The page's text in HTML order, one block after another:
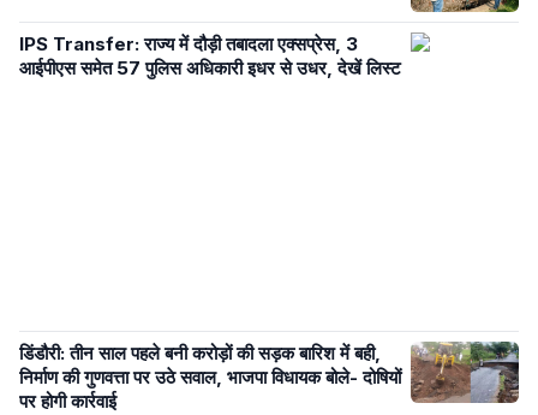
IPS Transfer: राज्य में दौड़ी तबादला एक्सप्रेस, 3
आईपीएस समेत 57 पुलिस अधिकारी इधर से उधर, देखें लिस्ट
डिंडौरी: तीन साल पहले बनी करोड़ों की सड़क बारिश में बही,
निर्माण की गुणवत्ता पर उठे सवाल, भाजपा विधायक बोले- दोषियों
पर होगी कार्रवाई